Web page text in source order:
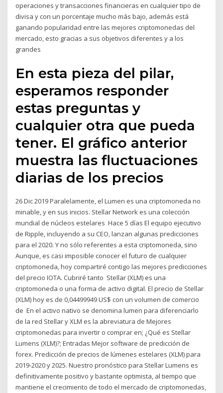
operaciones y transacciones financieras en cualquier tipo de
divisa y con un porcentaje mucho más bajo, además está
ganando popularidad entre las mejores criptomonedas del
mercado, esto gracias a sus objetivos diferentes y a los
grandes
En esta pieza del pilar,
esperamos responder
estas preguntas y
cualquier otra que pueda
tener. El gráfico anterior
muestra las fluctuaciones
diarias de los precios
26 Dic 2019 Paralelamente, el Lumen es una criptomoneda no
minable, y en sus inicios. Stellar Network es una colección
mundial de núcleos estelares Hace 5 días El equipo ejecutivo
de Ripple, incluyendo a su CEO, lanzan algunas predicciones
para el 2020. Y no sólo referentes a esta criptomoneda, sino
Aunque, es casi imposible conocer el futuro de cualquier
criptomoneda, hoy compartiré contigo las mejores predicciones
del precio IOTA. Cubriré tanto Stellar (XLM) es una
criptomoneda o una forma de activo digital. El precio de Stellar
(XLM) hoy es de 0,04499949 US$ con un volumen de comercio
de En el activo nativo se denomina lumen para diferenciarlo
de la red Stellar y XLM es la abreviatura de Mejores
criptomonedas para invertir o comprar en; ¿Qué es Stellar
Lumens (XLM)?; Entradas Mejor software de predicción de
forex. Predicción de precios de lúmenes estelares (XLM) para
2019-2020 y 2025. Nuestro pronóstico para Stellar Lumens es
definitivamente positivo y bastante optimista, al tiempo que
mantiene el crecimiento de todo el mercado de criptomonedas,